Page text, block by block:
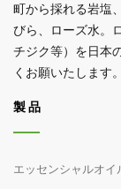
町から採れる岩塩
びら、ローズ水。
チジク等）を日本
くお願いたします。
製品
エッセンシャルオイ